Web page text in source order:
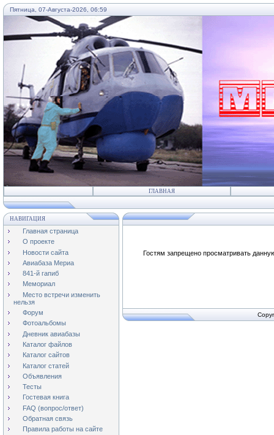
Пятница, 07-Августа-2026, 06:59
...
ГЛАВНАЯ
НАВИГАЦИЯ
Главная страница
О проекте
Новости сайта
Авиабаза Мериа
841-й гапиб
Мемориал
Место встречи изменить
нельзя
Форум
Фотоальбомы
Дневник авиабазы
Каталог файлов
Каталог сайтов
Каталог статей
Объявления
Тесты
Гостевая книга
FAQ (вопрос/ответ)
Обратная связь
Правила работы на сайте
Гостям запрещено просматривать